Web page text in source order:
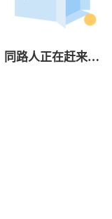
同路人正在赶来…